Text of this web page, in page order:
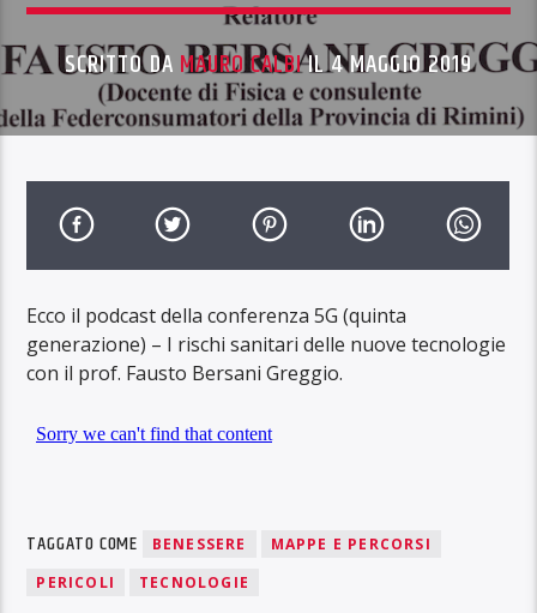
SCRITTO DA MAURO CALBIIL 4 MAGGIO 2019
Ecco il podcast della conferenza 5G (quinta
generazione) – I rischi sanitari delle nuove tecnologie
con il prof. Fausto Bersani Greggio.
TAGGATO COME BENESSERE
MAPPE E PERCORSI
PERICOLI
TECNOLOGIE